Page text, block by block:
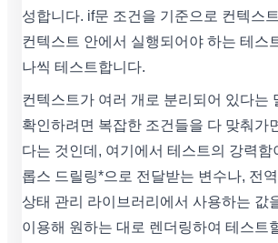
성합니다. if문 조건을 기준으로 컨텍스
컨텍스트 안에서 실행되어야 하는 테스
나씩 테스트합니다.
컨텍스트가 여러 개로 분리되어 있다는
확인하려면 복잡한 조건들을 다 맞춰가
다는 것인데, 여기에서 테스트의 강력함
롭스 드릴링*으로 전달받는 변수나, 전
상태 관리 라이브러리에서 사용하는 값
이용해 원하는 대로 렌더링하여 테스트